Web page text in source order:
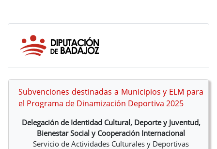
Subvenciones destinadas a Municipios y ELM para
el Programa de Dinamización Deportiva 2025
Delegación de Identidad Cultural, Deporte y Juventud,
Bienestar Social y Cooperación Internacional
Servicio de Actividades Culturales y Deportivas